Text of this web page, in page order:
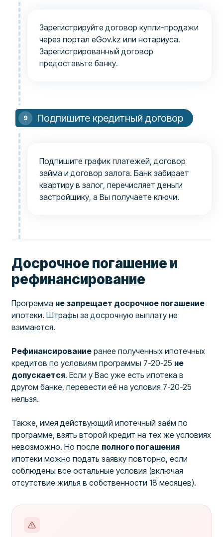
Зарегистрируйте договор купли-продажи
через портал eGov.kz или нотариуса.
Зарегистрированный договор
предоставьте банку.
Подпишите кредитный договор
Подпишите график платежей, договор
займа и договор залога. Банк забирает
квартиру в залог, перечисляет деньги
застройщику, а Вы получаете ключи.
Досрочное погашение и
рефинансирование
Программа не запрещает досрочное погашение
ипотеки. Штрафы за досрочную выплату не
взимаются.
Рефинансирование ранее полученных ипотечных
кредитов по условиям программы 7-20-25 не
допускается. Если у Вас уже есть ипотека в
другом банке, перевести её на условия 7-20-25
нельзя.
Также, имея действующий ипотечный заём по
программе, взять второй кредит на тех же условиях
невозможно. Но после полного погашения
ипотеки можно подать заявку повторно, если
соблюдены все остальные условия (включая
отсутствие жилья в собственности 18 месяцев).